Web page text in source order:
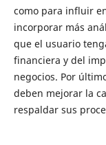
como para influir
incorporar más
que el usuario
financiera y del
negocios. Por
deben mejorar la
respaldar sus